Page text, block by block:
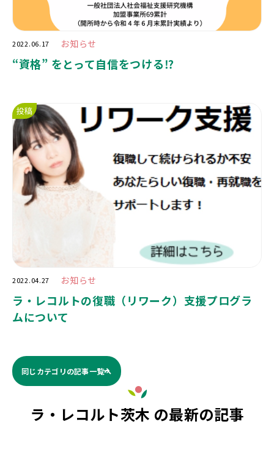
2022.06.17 お知らせ
“資格” をとって自信をつける⁉️
投稿
2022.04.27 お知らせ
ラ・レコルトの復職（リワーク）支援プログラ
ムについて
同じカテゴリの記事⼀覧へ
ラ・レコルト茨木 の最新の記事